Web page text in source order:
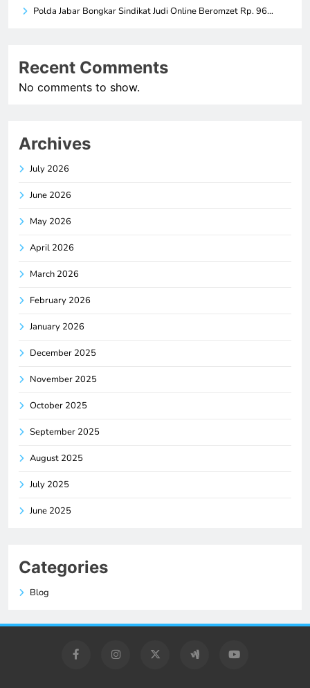
Polda Jabar Bongkar Sindikat Judi Online Beromzet Rp. 96…
Recent Comments
No comments to show.
Archives
July 2026
June 2026
May 2026
April 2026
March 2026
February 2026
January 2026
December 2025
November 2025
October 2025
September 2025
August 2025
July 2025
June 2025
Categories
Blog